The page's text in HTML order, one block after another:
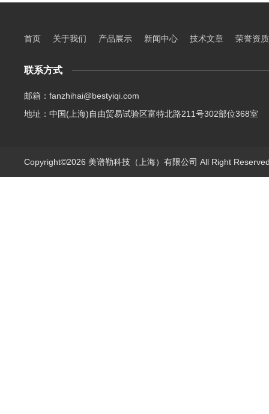
首页 关于我们 产品展示 新闻中心 技术文章 荣誉资质
联系方式
邮箱：fanzhihai@bestyiqi.com
地址：中国(上海)自由贸易试验区富特北路211号302部位368室
Copyright©2026 美谱勒科技（上海）有限公司 All Right